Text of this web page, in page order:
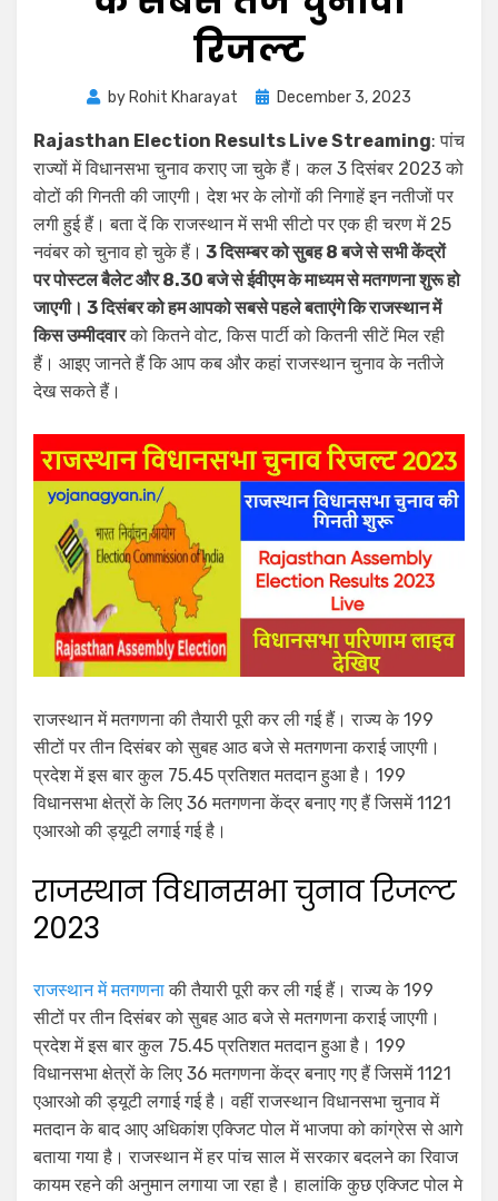
रिजल्ट
by Rohit Kharayat December 3, 2023
Rajasthan Election Results Live Streaming: पांच
राज्यों में विधानसभा चुनाव कराए जा चुके हैं। कल 3 दिसंबर 2023 को
वोटों की गिनती की जाएगी। देश भर के लोगों की निगाहें इन नतीजों पर
लगी हुई हैं। बता दें कि राजस्थान में सभी सीटो पर एक ही चरण में 25
नवंबर को चुनाव हो चुके हैं। 3 दिसम्बर को सुबह 8 बजे से सभी केंद्रों
पर पोस्टल बैलेट और 8.30 बजे से ईवीएम के माध्यम से मतगणना शुरू हो
जाएगी। 3 दिसंबर को हम आपको सबसे पहले बताएंगे कि राजस्थान में
किस उम्मीदवारको कितने वोट, किस पार्टी को कितनी सीटें मिल रही
हैं। आइए जानते हैं कि आप कब और कहां राजस्थान चुनाव के नतीजे
देख सकते हैं।
राजस्थान में मतगणना की तैयारी पूरी कर ली गई हैं। राज्य के 199
सीटों पर तीन दिसंबर को सुबह आठ बजे से मतगणना कराई जाएगी।
प्रदेश में इस बार कुल 75.45 प्रतिशत मतदान हुआ है। 199
विधानसभा क्षेत्रों के लिए 36 मतगणना केंद्र बनाए गए हैं जिसमें 1121
एआरओ की ड्यूटी लगाई गई है।
राजस्थान विधानसभा चुनाव रिजल्ट
2023
राजस्थान में मतगणनाकी तैयारी पूरी कर ली गई हैं। राज्य के 199
सीटों पर तीन दिसंबर को सुबह आठ बजे से मतगणना कराई जाएगी।
प्रदेश में इस बार कुल 75.45 प्रतिशत मतदान हुआ है। 199
विधानसभा क्षेत्रों के लिए 36 मतगणना केंद्र बनाए गए हैं जिसमें 1121
एआरओ की ड्यूटी लगाई गई है। वहीं राजस्थान विधानसभा चुनाव में
मतदान के बाद आए अधिकांश एक्जिट पोल में भाजपा को कांग्रेस से आगे
बताया गया है। राजस्थान में हर पांच साल में सरकार बदलने का रिवाज
कायम रहने की अनुमान लगाया जा रहा है। हालांकि कुछ एक्जिट पोल मे